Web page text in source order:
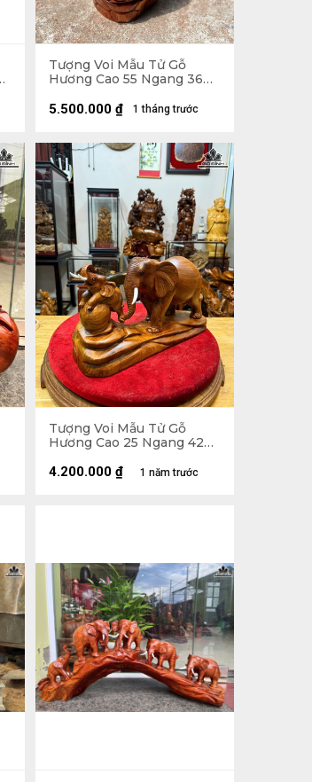
Tượng Voi Mẫu Tử Gỗ
Hương Cao 55 Ngang 36
1 tháng trước
5.500.000 ₫
Tượng Voi Mẫu Tử Gỗ
Hương Cao 25 Ngang 42
1 năm trước
4.200.000 ₫